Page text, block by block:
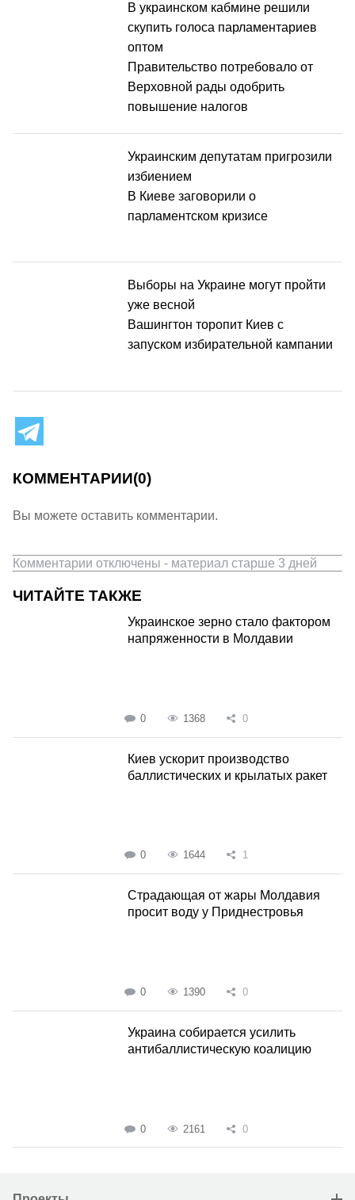
В украинском кабмине решили
скупить голоса парламентариев
оптом
Правительство потребовало от
Верховной рады одобрить
повышение налогов
Украинским депутатам пригрозили
избиением
В Киеве заговорили о
парламентском кризисе
Выборы на Украине могут пройти
уже весной
Вашингтон торопит Киев с
запуском избирательной кампании
КОММЕНТАРИИ(0)
Вы можете оставить комментарии.
Комментарии отключены - материал старше 3 дней
ЧИТАЙТЕ ТАКЖЕ
Украинское зерно стало фактором
напряженности в Молдавии
0 1368 0
Киев ускорит производство
баллистических и крылатых ракет
0 1644 1
Страдающая от жары Молдавия
просит воду у Приднестровья
0 1390 0
Украина собирается усилить
антибаллистическую коалицию
0 2161 0